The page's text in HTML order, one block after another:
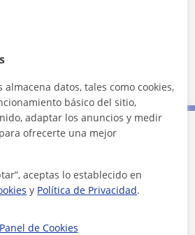
25€/h
datos, tales como cookies,
básico del sitio,
adaptar los anuncios y medir
ofrecerte una mejor
aceptas lo establecido en
y Política de Privacidad.
Panel de Cookies